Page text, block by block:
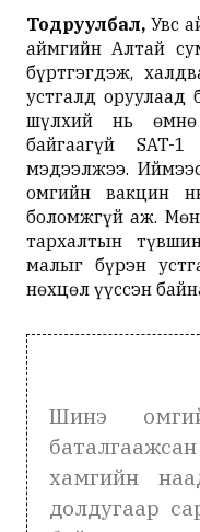
Тодруулбал, Увс
аймгийн Алтай
бүртгэгдэж,
устгалд оруулаад
шүлхий нь
байгаагүй SAT-
мэдээлжээ.
омгийн вакцин
боломжгүй аж.
тархалтын
малыг бүрэн
нөхцөл үүссэн
Шинэ
хамгийн
долдугаар